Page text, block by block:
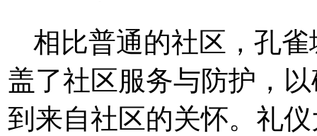
相比普通的社区，孔
盖了社区服务与防护，
到来自社区的关怀。礼